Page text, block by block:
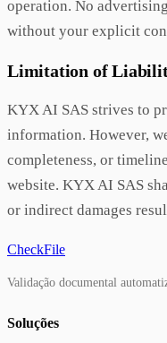
operation. No
without your explicit
Limitation of
KYX AI SAS strives to
information. However,
completeness, or
website. KYX AI SAS
or indirect damages
CheckFile
Validação documental
Soluções